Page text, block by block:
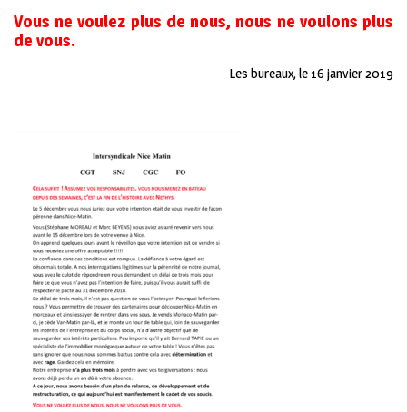
Vous ne voulez plus de nous, nous ne voulons plus
de vous.
Les bureaux, le 16 janvier 2019